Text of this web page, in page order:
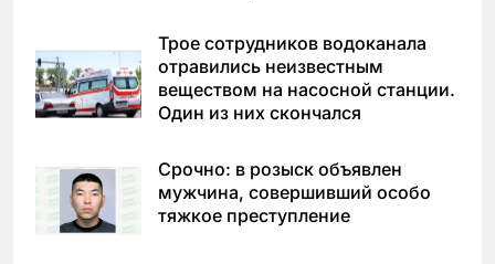
Трое сотрудников водоканала
отравились неизвестным
веществом на насосной станции.
Один из них скончался
Срочно: в розыск объявлен
мужчина, совершивший особо
тяжкое преступление